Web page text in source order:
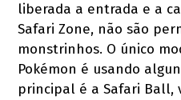
liberada a entrada e a
Safari Zone, não são
monstrinhos. O único
Pokémon é usando
principal é a Safari Ball,